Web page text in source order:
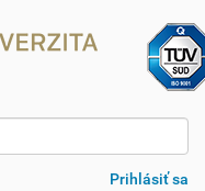
Prihlásiť sa